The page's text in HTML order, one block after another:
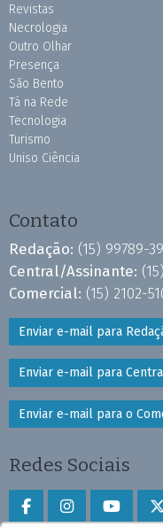
Revistas
Necrologia
Outro Olhar
Presença
São Bento
Tá na Rede
Tecnologia
Turismo
Uniso Ciência
Contato
Redação: (15) 99789-
Central/Assinante:
Comercial: (15) 2102-
Enviar e-mail para
Enviar e-mail para
Enviar e-mail para o
Redes Sociais